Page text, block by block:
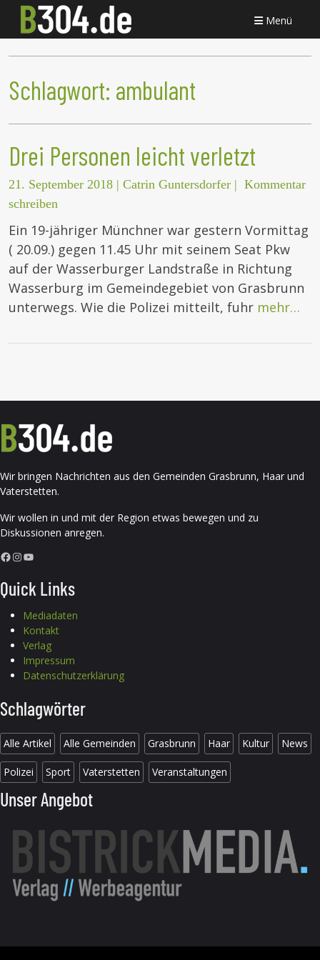
Menü
Schlagwort: ambulant
Drei Personen leicht verletzt
21. September 2018 | Catrin Guntersdorfer | Kommentar
schreiben
Ein 19-jähriger Münchner war gestern Vormittag
( 20.09.) gegen 11.45 Uhr mit seinem Seat Pkw
auf der Wasserburger Landstraße in Richtung
Wasserburg im Gemeindegebiet von Grasbrunn
unterwegs. Wie die Polizei mitteilt, fuhr mehr…
Wir bringen Nachrichten aus den Gemeinden Grasbrunn, Haar und
Vaterstetten.
Wir wollen in und mit der Region etwas bewegen und zu
Diskussionen anregen.
Facebook InstagramYouTube
Quick Links
Mediadaten
Kontakt
Verlag
Impressum
Datenschutzerklärung
Schlagwörter
Alle Artikel Alle Gemeinden Grasbrunn Haar Kultur News
Polizei Sport Vaterstetten Veranstaltungen
Unser Angebot